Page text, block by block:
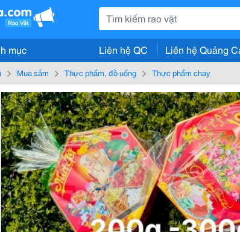
mục Liên hệ QC Liên hệ Quảng
Mua sắm Thực phẩm, đồ uống Thực phẩm chay